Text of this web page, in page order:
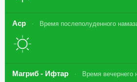
Аср Время послеполуденного
Магриб - Ифтар Время вечернего